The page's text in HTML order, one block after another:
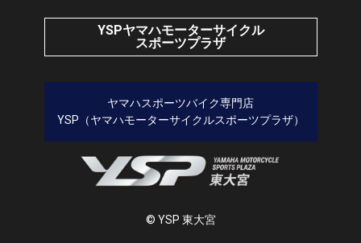
YSPヤマハモーターサイクル
スポーツプラザ
ヤマハスポーツバイク専門店
YSP（ヤマハモーターサイクルスポーツプラザ）
© YSP 東大宮